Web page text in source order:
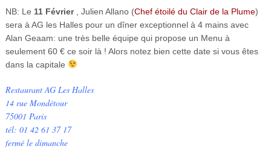
NB: Le 11 Février, Julien Allano (Chef étoilé du Clair de la Plume)
sera à AG les Halles pour un dîner exceptionnel à 4 mains avec
Alan Geaam: une très belle équipe qui propose un Menu à
seulement 60 € ce soir là ! Alors notez bien cette date si vous êtes
dans la capitale
Restaurant AG Les Halles
14 rue Mondétour
75001 Paris
tél: 01 42 61 37 17
fermé le dimanche